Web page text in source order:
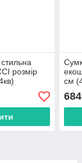
розмір
гуртом
см
684